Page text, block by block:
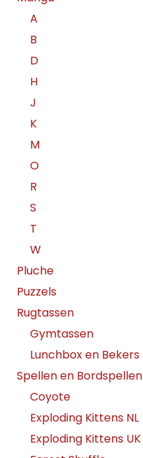
A
B
D
H
J
K
M
O
R
S
T
W
Pluche
Puzzels
Rugtassen
Gymtassen
Lunchbox en Bekers
Spellen en Bordspellen
Coyote
Exploding Kittens NL
Exploding Kittens UK